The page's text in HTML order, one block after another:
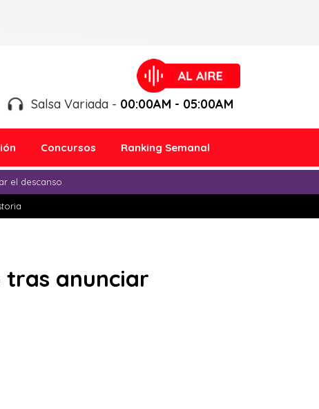
Salsa Variada - 00:00AM - 05:00AM
Concursos Ranking Semanal
el descanso
tras anunciar